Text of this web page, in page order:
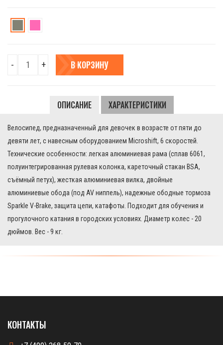
Матовый
- + В КОРЗИНУ
ОПИСАНИЕ ХАРАКТЕРИСТИКИ
Велосипед, предназначенный для девочек в возрасте от пяти до
девяти лет, с навесным оборудованием Microshift, 6 скоростей.
Технические особенности: легкая алюминиевая рама (сплав 6061,
полуинтегрированная рулевая колонка, кареточный стакан BSA,
съёмный петух), жесткая алюминиевая вилка, двойные
алюминиевые обода (под AV ниппель), надежные ободные тормоза
Sparkle V-Brake, защита цепи, катафоты. Подходит для обучения и
прогулочного катания в городских условиях. Диаметр колес - 20
дюймов. Вес - 9 кг.
КОНТАКТЫ